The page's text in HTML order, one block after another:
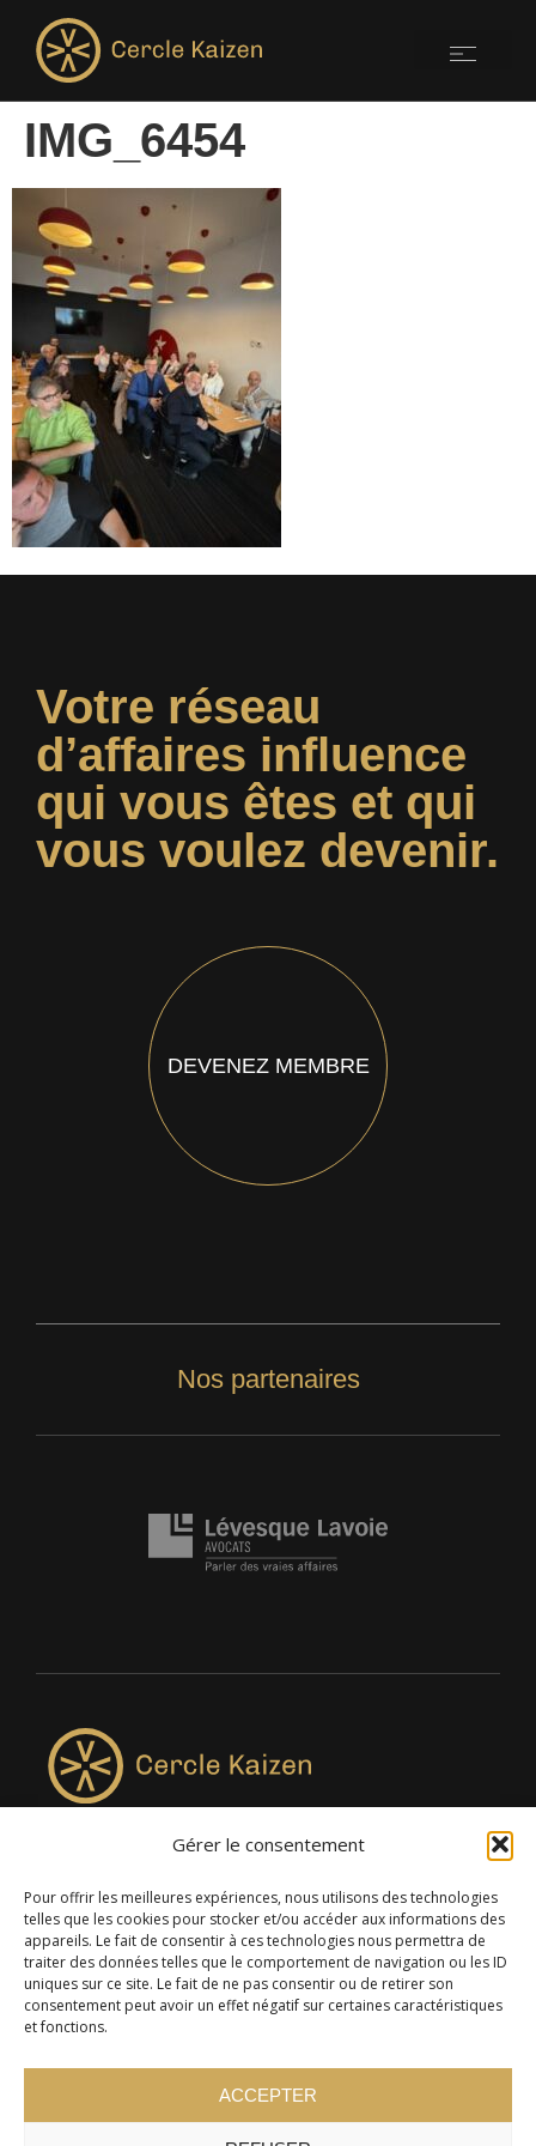
Gérer le consentement
Pour offrir les meilleures expériences, nous utilisons des technologies
telles que les cookies pour stocker et/ou accéder aux informations des
appareils. Le fait de consentir à ces technologies nous permettra de
traiter des données telles que le comportement de navigation ou les ID
uniques sur ce site. Le fait de ne pas consentir ou de retirer son
consentement peut avoir un effet négatif sur certaines caractéristiques
et fonctions.
ACCEPTER
IMG_6454
Votre réseau
d’affaires influence
qui vous êtes et qui
vous voulez devenir.
DEVENEZ MEMBRE
Nos partenaires
4957, rue Lionel-Groulx, bureau 819, Saint-Augustin-de-
Desmaures QC G3A 0M7